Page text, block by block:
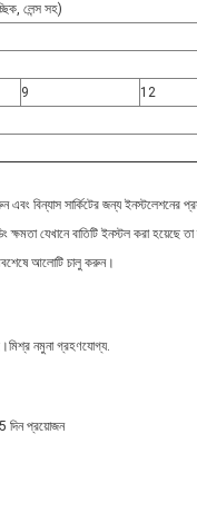
লেন্স সহ)
9 12
এবং বিন্যাস সার্কিটের জন্য ইনস্টলেশনের
ক্ষমতা যেখানে বাতিটি ইনস্টল করা হয়েছে
আলোটি চালু করুন।
নমুনা গ্রহণযোগ্য.
দিন প্রয়োজন